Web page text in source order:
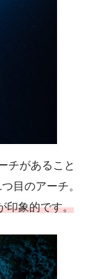
チがあること
目のアーチ。
印象的です。